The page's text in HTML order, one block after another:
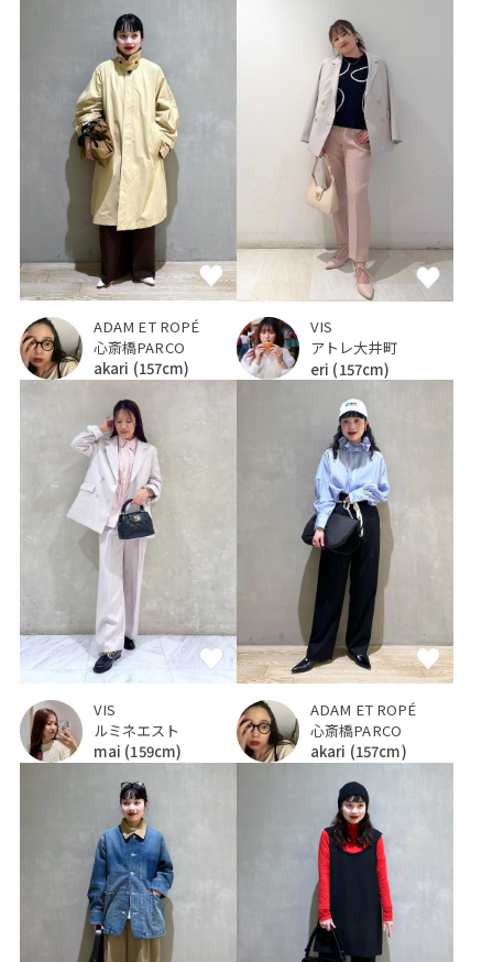
ADAM ET ROPÉ
心斎橋PARCO
akari (157cm)
VIS
アトレ大井町
eri (157cm)
VIS
ルミネエスト
mai (159cm)
ADAM ET ROPÉ
心斎橋PARCO
akari (157cm)